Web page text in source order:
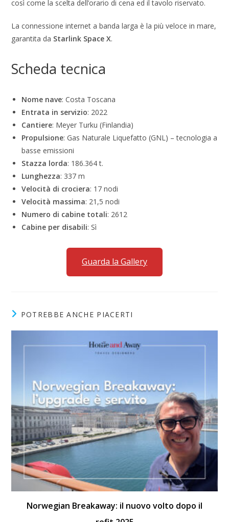
così come la scelta dell’orario di cena ed il tavolo riservato.
La connessione internet a banda larga è la più veloce in mare,
garantita da Starlink Space X.
Scheda tecnica
Nome nave: Costa Toscana
Entrata in servizio: 2022
Cantiere: Meyer Turku (Finlandia)
Propulsione: Gas Naturale Liquefatto (GNL) – tecnologia a
basse emissioni
Stazza lorda: 186.364 t.
Lunghezza: 337 m
Velocità di crociera: 17 nodi
Velocità massima: 21,5 nodi
Numero di cabine totali: 2612
Cabine per disabili: Sì
Guarda la Gallery
POTREBBE ANCHE PIACERTI
Norwegian Breakaway: il nuovo volto dopo il